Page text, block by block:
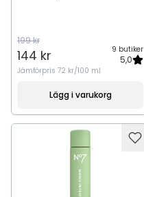
199 kr
144 kr 9 butiker
5,0
Jämförpris 72 kr/100 ml
Lägg i varukorg